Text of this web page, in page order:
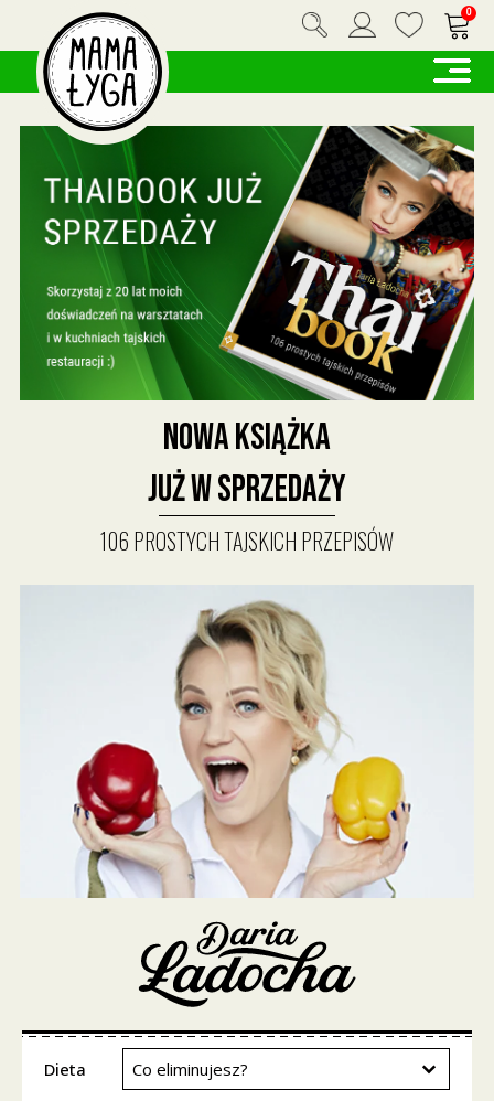
0
Nowa książka
już w sprzedaży
106 PROSTYCH TAJSKICH PRZEPISÓW
Dieta Dieta
Dieta